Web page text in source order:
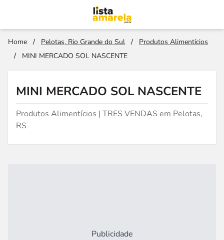
Home / Pelotas, Rio Grande do Sul /
Produtos Alimentícios
/
MINI MERCADO SOL NASCENTE
MINI MERCADO SOL NASCENTE
Produtos Alimentícios | TRES VENDAS em Pelotas,
RS
Publicidade